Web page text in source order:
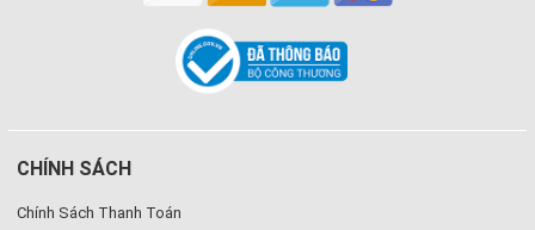
CHÍNH SÁCH
Chính Sách Thanh Toán